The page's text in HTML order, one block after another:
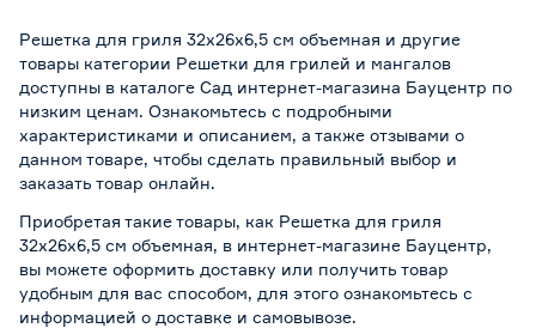
Решетка для гриля 32x26x6,5 см объемная и другие
товары категории Решетки для грилей и мангалов
доступны в каталоге Сад интернет-магазина Бауцентр по
низким ценам. Ознакомьтесь с подробными
характеристиками и описанием, а также отзывами о
данном товаре, чтобы сделать правильный выбор и
заказать товар онлайн.
Приобретая такие товары, как Решетка для гриля
32x26x6,5 см объемная, в интернет-магазине Бауцентр,
вы можете оформить доставку или получить товар
удобным для вас способом, для этого ознакомьтесь с
информацией о доставке и самовывозе.